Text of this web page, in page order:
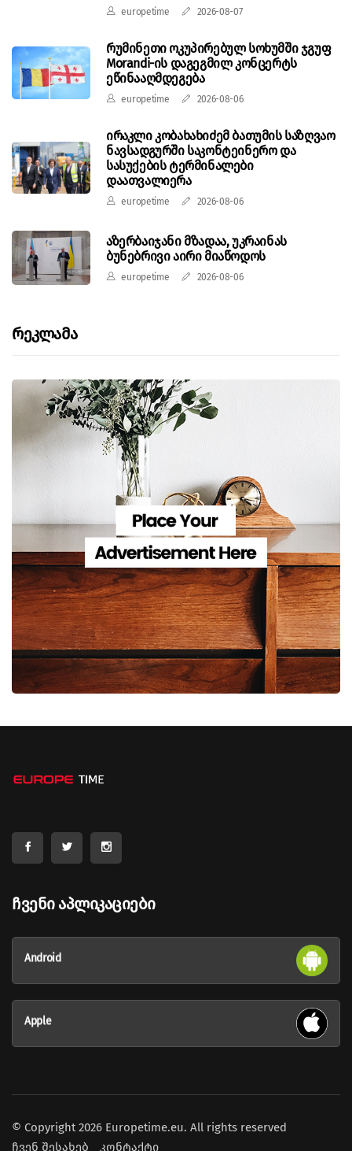
europetime 2026-08-07
რუმინეთი ოკუპირებულ სოხუმში ჯგუფ
Morandi-ის დაგეგმილ კონცერტს
ეწინააღმდეგება
europetime 2026-08-06
ირაკლი კობახახიძემ ბათუმის საზღვაო
ნავსადგურში საკონტეინერო და
სასუქების ტერმინალები
დაათვალიერა
europetime 2026-08-06
აზერბაიჯანი მზადაა, უკრაინას
ბუნებრივი აირი მიაწოდოს
europetime 2026-08-06
Რეკლამა
Ჩვენი Აპლიკაციები
Android
Apple
© Copyright 2026 Europetime.eu. All rights reserved
ჩვენ შესახებ
კონტაქტი